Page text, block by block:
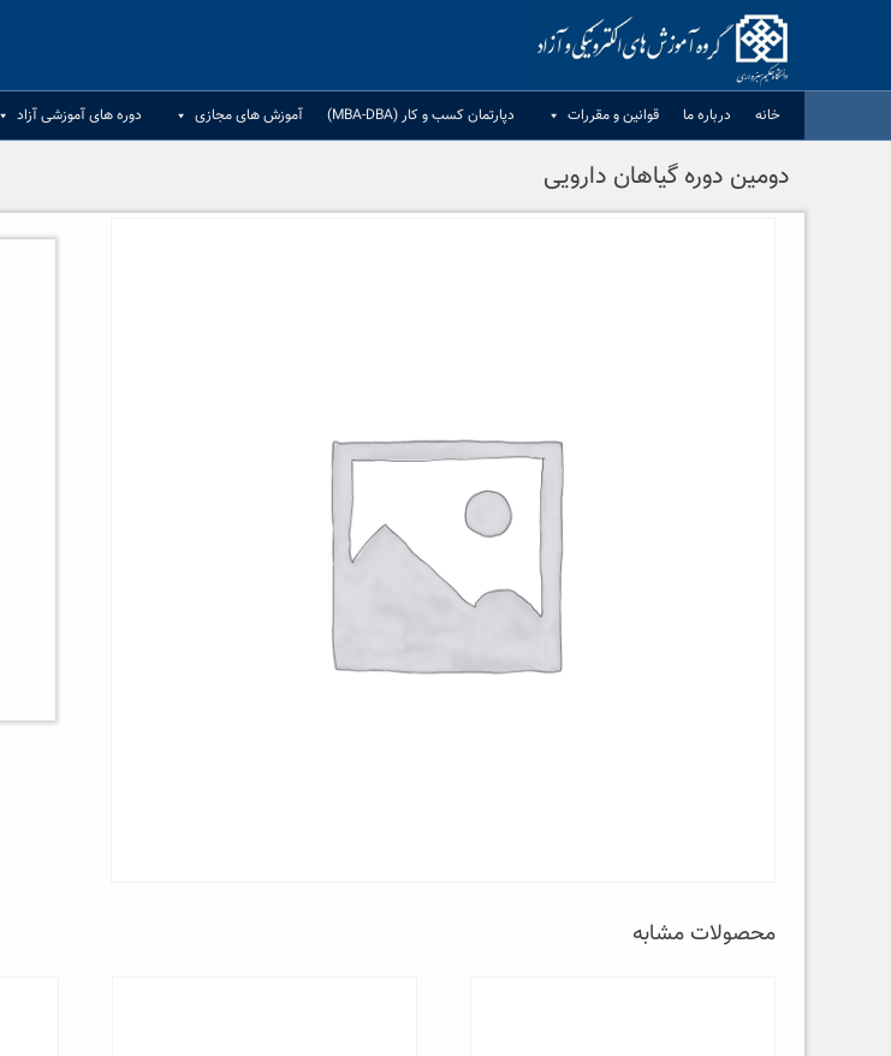
خانه درباره ما قوانين و مقررات دپارتمان کسب و کار (MBA-DBA) آموزش های مجازی دوره های آموزشی آزاد
دومین دوره گیاهان دارویی
محصولات مشابه